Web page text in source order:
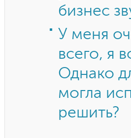
бизнес
У меня
всего, я
Однако
могла
решить?